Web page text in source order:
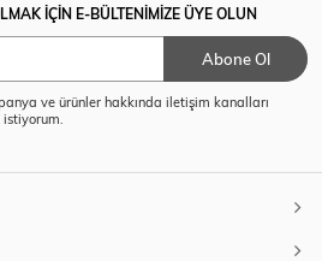
İÇİN E-BÜLTENİMİZE ÜYE OLUN
Abone Ol
ve ürünler hakkında iletişim kanalları